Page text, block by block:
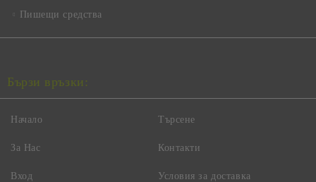
Пишещи средства
Бързи връзки:
Начало
За Нас
Вход
Търсене
Контакти
Условия за доставка